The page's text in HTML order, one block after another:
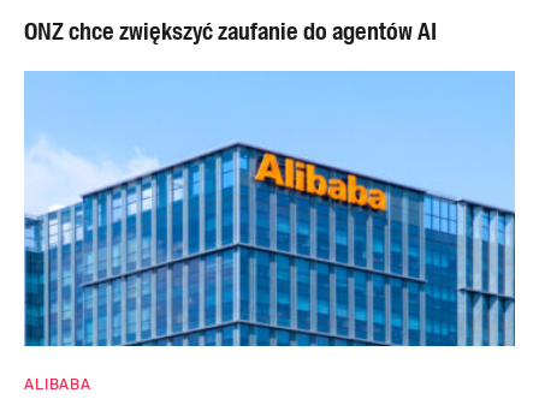
ONZ chce zwiększyć zaufanie do agentów AI
ALIBABA